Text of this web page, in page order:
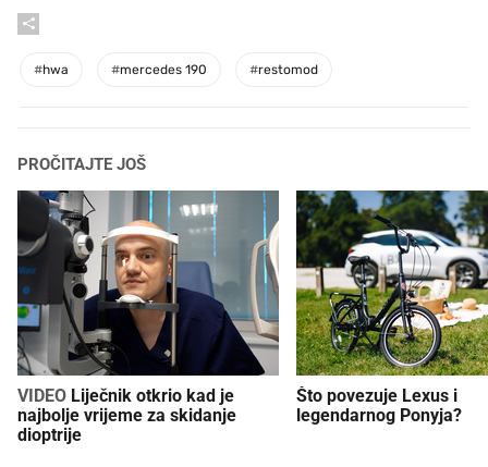
#hwa #mercedes 190 #restomod
PROČITAJTE JOŠ
VIDEO
najbolje vrijeme za skidanje
dioptrije
Što povezuje Lexus i
legendarnog Ponyja?